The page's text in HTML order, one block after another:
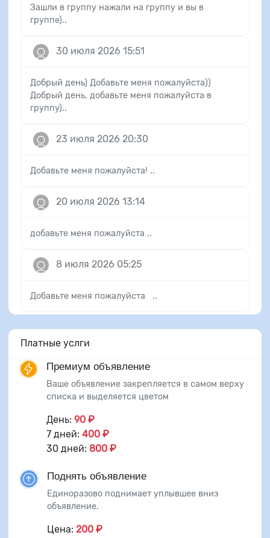
Зашли в группу нажали на группу и вы в
группе)..
30 июля 2026 15:51
Добрый день) Добавьте меня пожалуйста))
Добрый день, добавьте меня пожалуйста в
группу)..
23 июля 2026 20:30
Добавьте меня пожалуйста! ..
20 июля 2026 13:14
добавьте меня пожалуйста ..
8 июля 2026 05:25
Добавьте меня пожалуйста ..
Платные услги
Премиум объявление
Ваше объявление закрепляется в самом верху
списка и выделяется цветом
День: 90 ₽
7 дней: 400 ₽
30 дней: 800 ₽
Поднять объявление
Единоразово поднимает уплывшее вниз
объявление.
Цена: 200 ₽